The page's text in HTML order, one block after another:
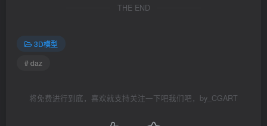
THE END
3D模型
# daz
将免费进行到底，喜欢就支持关注一下吧我们吧，by_CGART